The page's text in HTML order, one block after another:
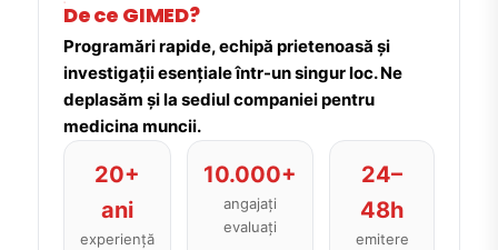
De ce GIMED?
Programări rapide, echipă prietenoasă și
investigații esențiale într-un singur loc. Ne
deplasăm și la sediul companiei pentru
medicina muncii.
20+
ani
experiență
10.000+
angajați
evaluați
24–
48h
emitere